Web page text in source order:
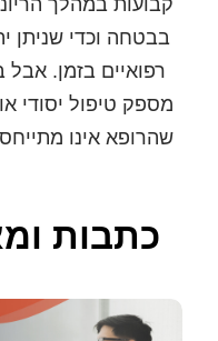
קבועות במהלך
בבטחה וכדי שניתן
רפואיים בזמן. אבל
מספק טיפול יסודי
שהרופא אינו
כתבות